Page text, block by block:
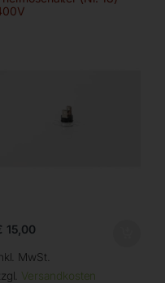
15,00
MwSt.
Versandkosten